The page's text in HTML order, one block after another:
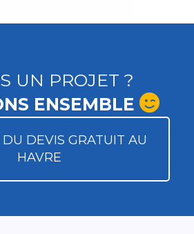
UN PROJET ?
ENSEMBLE
DEVIS GRATUIT AU
HAVRE